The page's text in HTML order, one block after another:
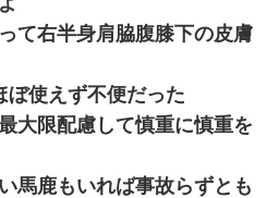
て右半身肩脇腹膝下の皮膚
ぼ使えず不便だった
大限配慮して慎重に慎重を
馬鹿もいれば事故らずとも